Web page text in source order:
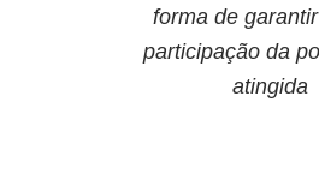
forma de
participação da
atingida